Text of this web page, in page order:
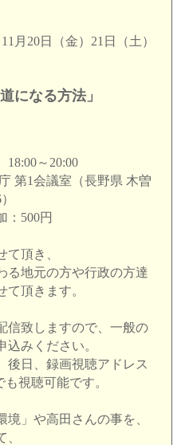
月20日（金）21日（土）
になる方法」
18:00～20:00
第1会議室（長野県 木曽
：500円
頂き、
る地元の方や行政の方達
て頂きます。
信致しますので、一般の
みください。
後日、録画視聴アドレス
視聴可能です。
」や高田さんの事を、